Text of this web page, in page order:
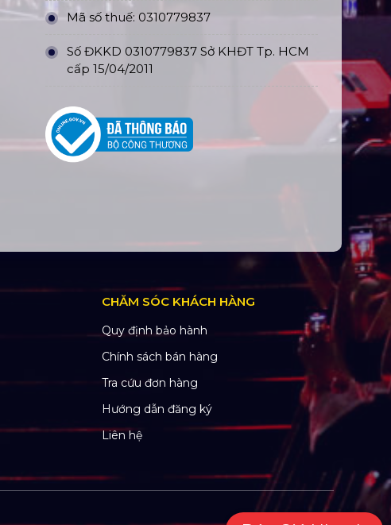
Mã số thuế: 0310779837
Số ĐKKD 0310779837 Sở KHĐT Tp. HCM
cấp 15/04/2011
CHĂM SÓC KHÁCH HÀNG
Quy định bảo hành
Chính sách bán hàng
Tra cứu đơn hàng
Hướng dẫn đăng ký
Liên hệ